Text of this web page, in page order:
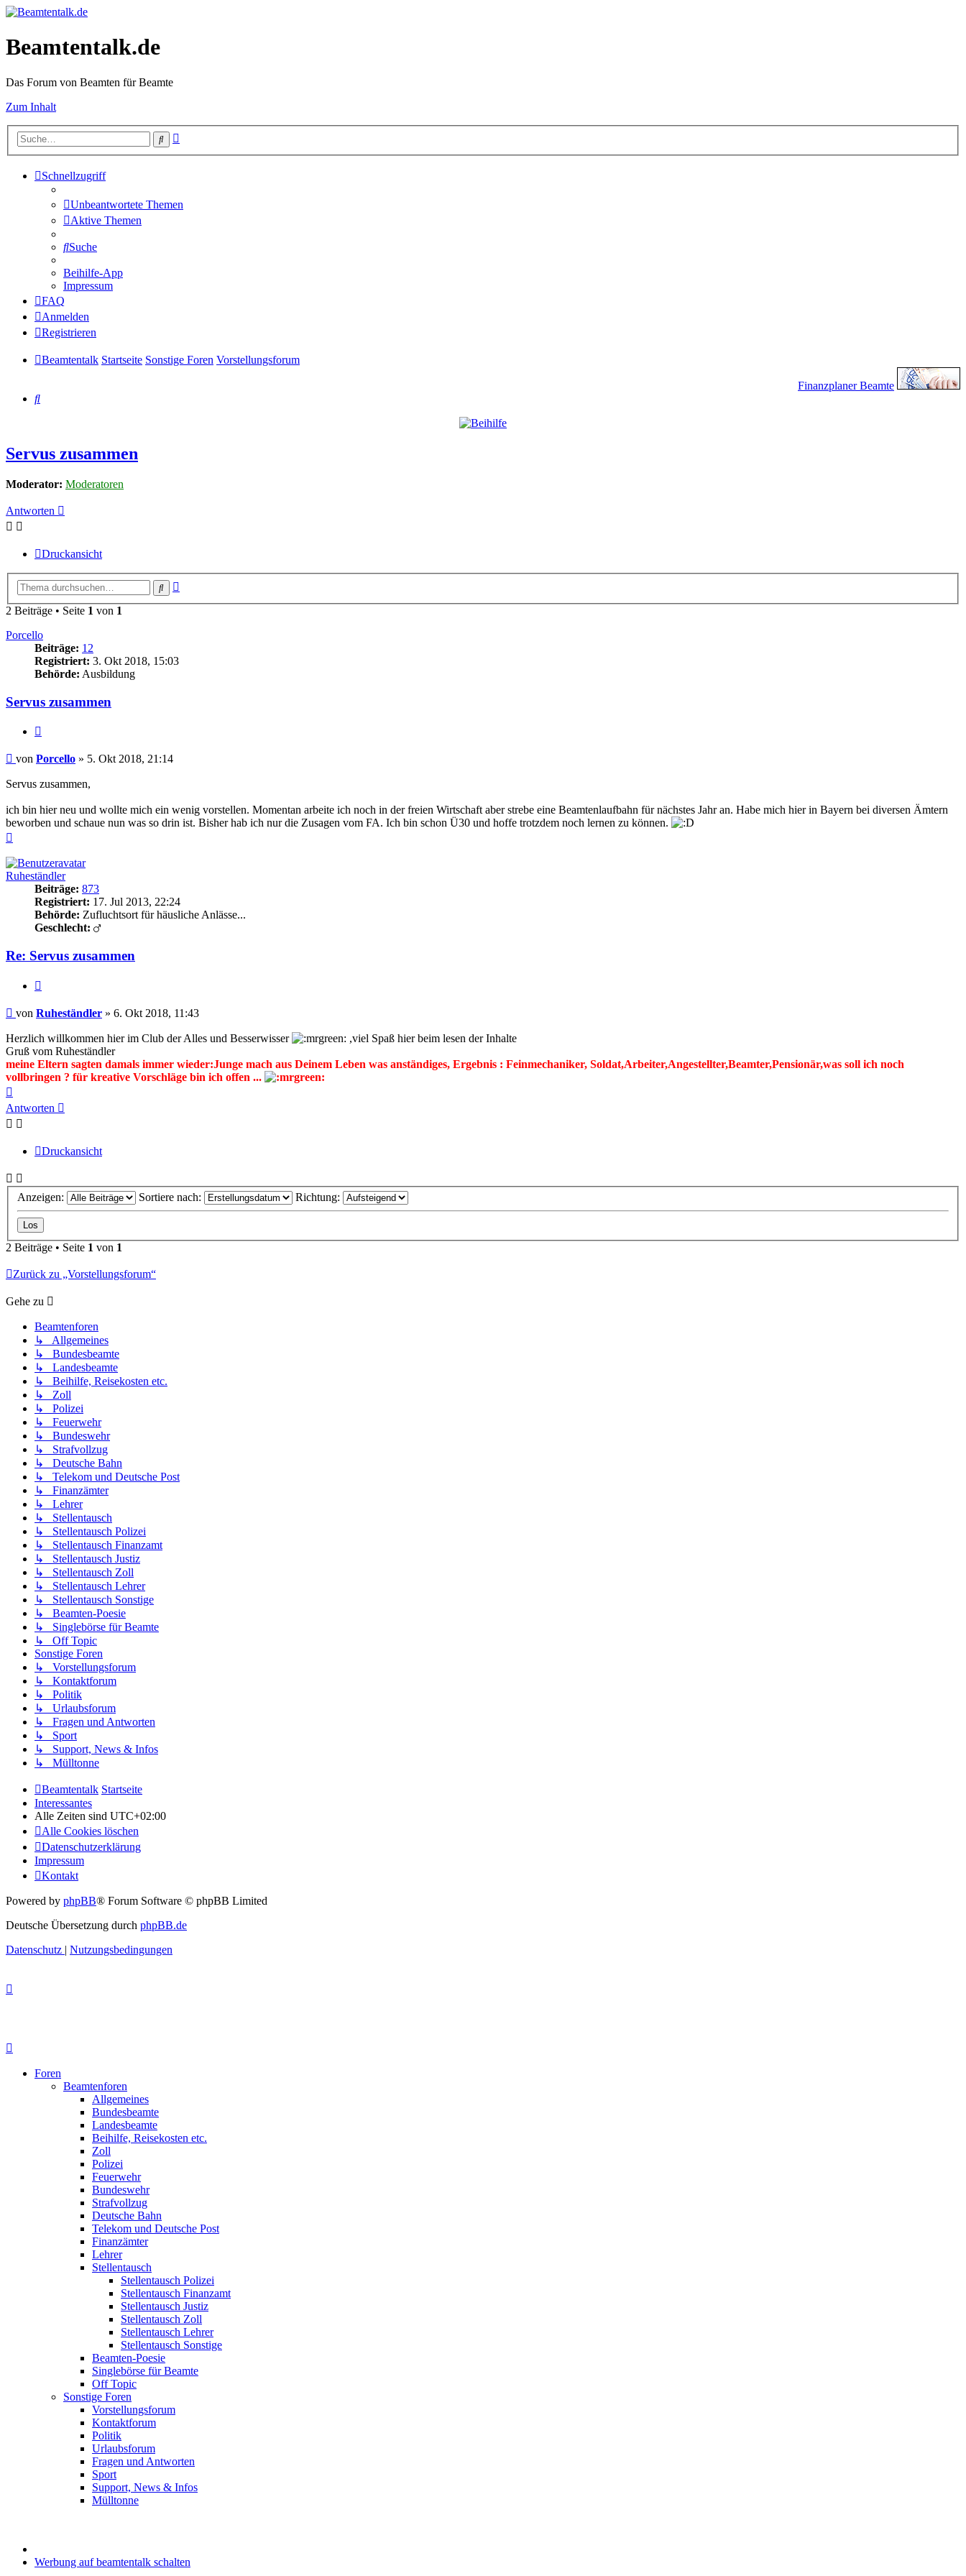
Beamtentalk.de
Das Forum von Beamten für Beamte
Zum Inhalt
Suche
Schnellzugriff
Unbeantwortete Themen
Aktive Themen
Suche
Beihilfe-App
Impressum
FAQ
Anmelden
Registrieren
Beamtentalk Startseite Sonstige Foren Vorstellungsforum
Finanzplaner Beamte
Suche
Servus zusammen
Moderator: Moderatoren
Antworten
Druckansicht
Suche
2 Beiträge • Seite 1 von 1
Porcello
Beiträge: 12
Registriert: 3. Okt 2018, 15:03
Behörde: Ausbildung
Servus zusammen
Beitrag
von Porcello » 5. Okt 2018, 21:14
Servus zusammen,
ich bin hier neu und wollte mich ein wenig vorstellen. Momentan arbeite ich noch in der freien Wirtschaft aber strebe eine Beamtenlaufbahn für nächstes Jahr an. Habe mich hier in Bayern bei diversen Ämtern
beworben und schaue nun was so drin ist. Bisher hab ich nur die Zusagen vom FA. Ich bin schon Ü30 und hoffe trotzdem noch lernen zu können.
Ruheständler
Beiträge: 873
Registriert: 17. Jul 2013, 22:24
Behörde: Zufluchtsort für häusliche Anlässe...
Geschlecht:
Re: Servus zusammen
Beitrag
von Ruheständler » 6. Okt 2018, 11:43
Herzlich willkommen hier im Club der Alles und Besserwisser
,viel Spaß hier beim lesen der Inhalte
Gruß vom Ruheständler
meine Eltern sagten damals immer wieder:Junge mach aus Deinem Leben was anständiges, Ergebnis : Feinmechaniker, Soldat,Arbeiter,Angestellter,Beamter,Pensionär,was soll ich noch
vollbringen ? für kreative Vorschläge bin ich offen ...
oben
Antworten
Druckansicht
Anzeigen: Sortiere nach: Richtung:
2 Beiträge • Seite 1 von 1
Zurück zu „Vorstellungsforum“
Gehe zu
Beamtenforen
↳ Allgemeines
↳ Bundesbeamte
↳ Landesbeamte
↳ Beihilfe, Reisekosten etc.
↳ Zoll
↳ Polizei
↳ Feuerwehr
↳ Bundeswehr
↳ Strafvollzug
↳ Deutsche Bahn
↳ Telekom und Deutsche Post
↳ Finanzämter
↳ Lehrer
↳ Stellentausch
↳ Stellentausch Polizei
↳ Stellentausch Finanzamt
↳ Stellentausch Justiz
↳ Stellentausch Zoll
↳ Stellentausch Lehrer
↳ Stellentausch Sonstige
↳ Beamten-Poesie
↳ Singlebörse für Beamte
↳ Off Topic
Sonstige Foren
↳ Vorstellungsforum
↳ Kontaktforum
↳ Politik
↳ Urlaubsforum
↳ Fragen und Antworten
↳ Sport
↳ Support, News & Infos
↳ Mülltonne
Beamtentalk Startseite
Interessantes
Alle Zeiten sind UTC+02:00
Alle Cookies löschen
Datenschutzerklärung
Impressum
Kontakt
Powered by phpBB® Forum Software © phpBB Limited
Deutsche Übersetzung durch phpBB.de
Datenschutz | Nutzungsbedingungen
Foren
Beamtenforen
Allgemeines
Bundesbeamte
Landesbeamte
Beihilfe, Reisekosten etc.
Zoll
Polizei
Feuerwehr
Bundeswehr
Strafvollzug
Deutsche Bahn
Telekom und Deutsche Post
Finanzämter
Lehrer
Stellentausch
Stellentausch Polizei
Stellentausch Finanzamt
Stellentausch Justiz
Stellentausch Zoll
Stellentausch Lehrer
Stellentausch Sonstige
Beamten-Poesie
Singlebörse für Beamte
Off Topic
Sonstige Foren
Vorstellungsforum
Kontaktforum
Politik
Urlaubsforum
Fragen und Antworten
Sport
Support, News & Infos
Mülltonne
Werbung auf beamtentalk schalten